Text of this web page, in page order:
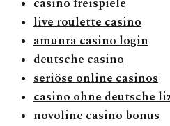
casino freispiele
live roulette casino
amunra casino login
deutsche casino
seriöse online casinos
casino ohne deutsche
novoline casino bonus